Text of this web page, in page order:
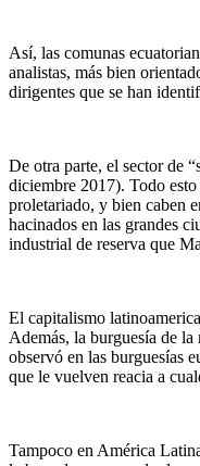
Así, las comunas
analistas, más bien
dirigentes que se han
De otra parte, el sector de
diciembre 2017). Todo
proletariado, y bien caben
hacinados en las grandes
industrial de reserva que
El capitalismo
Además, la burguesía de
observó en las burguesías
que le vuelven reacia a
Tampoco en América